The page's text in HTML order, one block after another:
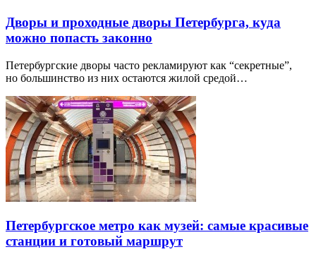
Дворы и проходные дворы Петербурга, куда
можно попасть законно
Петербургские дворы часто рекламируют как “секретные”,
но большинство из них остаются жилой средой…
Петербургское метро как музей: самые красивые
станции и готовый маршрут